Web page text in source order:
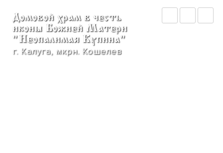
Домовой храм в честь
иконы Божией Матери
"Неопалимая Купина"
г. Калуга, мкрн. Кошелев